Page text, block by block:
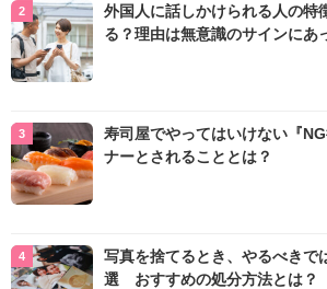
外国人に話しかけられる人の
る？理由は無意識のサインにあ
寿司屋でやってはいけない『
ナーとされることとは？
写真を捨てるとき、やるべきで
選 おすすめの処分方法とは？